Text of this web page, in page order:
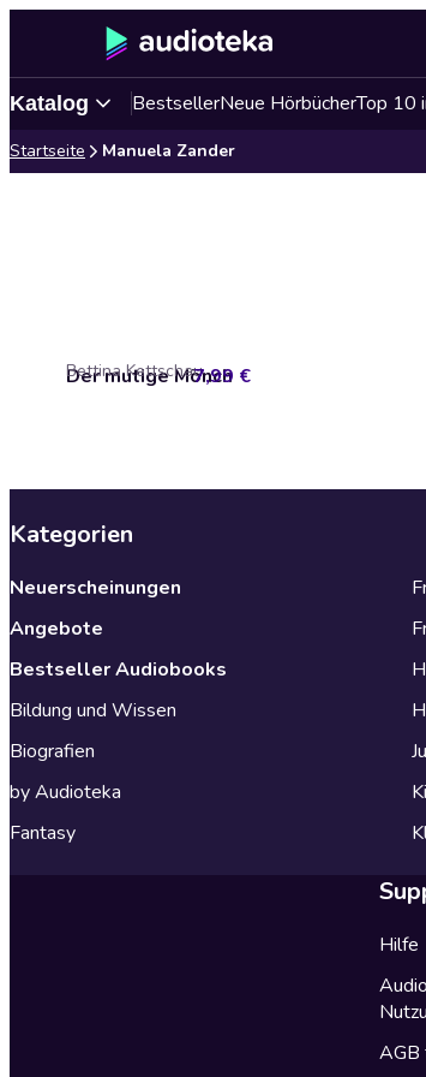
Katalog BestsellerNeue HörbücherTop 10
Startseite Manuela Zander
Der mutige Mönch
Bettina Kettschau7,99 €
Kategorien
Neuerscheinungen
Angebote
Bestseller Audiobooks
Bildung und Wissen
Biografien
by Audioteka
Fantasy
Hilfe
AGB